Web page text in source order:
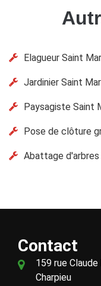
Elagueur Saint
Jardinier Saint
Paysagiste Saint
Pose de clôture
Abattage
Contact
159 rue
Charpieu